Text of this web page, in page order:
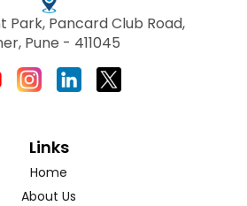
Park, Pancard Club Road,
Pune - 411045
Links
Home
About Us